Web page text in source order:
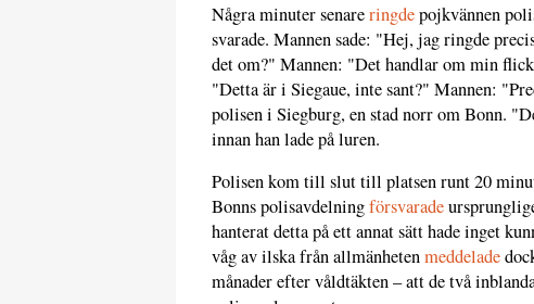
Några minuter senareringdepojkvännen
svarade. Mannen sade: "Hej, jag ringde
det om?" Mannen: "Det handlar om min
"Detta är i Siegaue, inte sant?" Mannen:
polisen i Siegburg, en stad norr om Bonn.
innan han lade på luren.
Polisen kom till slut till platsen runt 20
Bonns polisavdelningförsvarade
hanterat detta på ett annat sätt hade inget
våg av ilska från allmänhetenmeddelade
månader efter våldtäkten – att de två